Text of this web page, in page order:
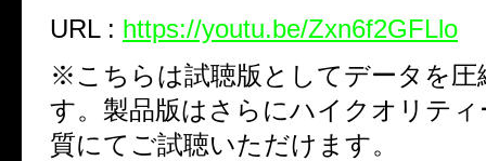
URL : https://youtu.be/Zxn6f2GFLlo
※こちらは試聴版としてデータを圧
す。製品版はさらにハイクオリティ
質にてご試聴いただけます。